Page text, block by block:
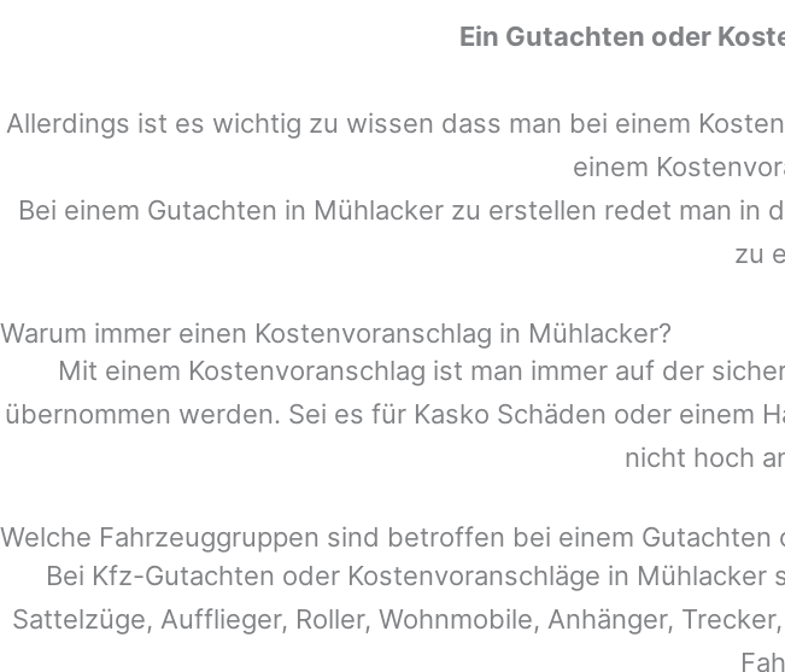
Ein Gutachten oder
Allerdings ist es wichtig zu wissen dass man bei einem
einem
Bei einem Gutachten in Mühlackerzu erstellen redet man in
zu
Warum immer einen Kostenvoranschlag in Mühlacker?
Mit einem Kostenvoranschlag ist man immer auf der
übernommen werden. Sei es für Kasko Schäden oder
nicht hoch
Welche Fahrzeuggruppen sind betroffen bei einem Gutachten
Bei Kfz-Gutachten oder Kostenvoranschläge in Mühlacker
Sattelzüge, Aufflieger, Roller, Wohnmobile, Anhänger,